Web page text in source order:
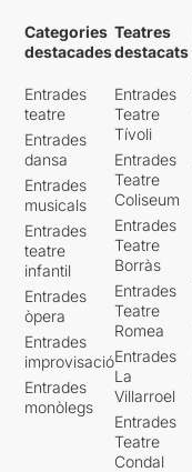
Categories
destacades
Entrades
teatre
Entrades
dansa
Entrades
musicals
Entrades
teatre
infantil
Entrades
òpera
Entrades
improvisació
Entrades
monòlegs
Teatres
destacats
Entrades
Teatre
Tívoli
Entrades
Teatre
Coliseum
Entrades
Teatre
Borràs
Entrades
Teatre
Romea
Entrades
La
Villarroel
Entrades
Teatre
Condal